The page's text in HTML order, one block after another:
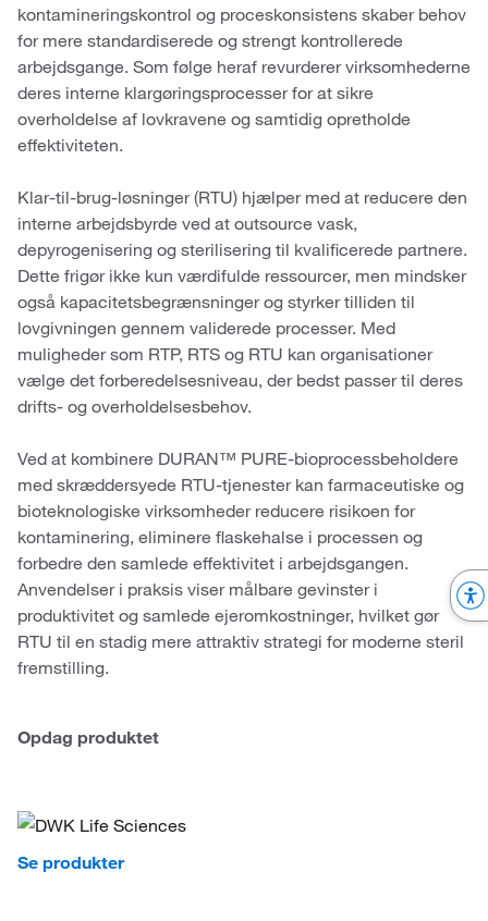
kontamineringskontrol og proceskonsistens skaber behov
for mere standardiserede og strengt kontrollerede
arbejdsgange. Som følge heraf revurderer virksomhederne
deres interne klargøringsprocesser for at sikre
overholdelse af lovkravene og samtidig opretholde
effektiviteten.
Klar-til-brug-løsninger (RTU) hjælper med at reducere den
interne arbejdsbyrde ved at outsource vask,
depyrogenisering og sterilisering til kvalificerede partnere.
Dette frigør ikke kun værdifulde ressourcer, men mindsker
også kapacitetsbegrænsninger og styrker tilliden til
lovgivningen gennem validerede processer. Med
muligheder som RTP, RTS og RTU kan organisationer
vælge det forberedelsesniveau, der bedst passer til deres
drifts- og overholdelsesbehov.
Ved at kombinere DURAN™ PURE-bioprocessbeholdere
med skræddersyede RTU-tjenester kan farmaceutiske og
bioteknologiske virksomheder reducere risikoen for
kontaminering, eliminere flaskehalse i processen og
forbedre den samlede effektivitet i arbejdsgangen.
Anvendelser i praksis viser målbare gevinster i
produktivitet og samlede ejeromkostninger, hvilket gør
RTU til en stadig mere attraktiv strategi for moderne steril
fremstilling.
Opdag produktet
Se produkter